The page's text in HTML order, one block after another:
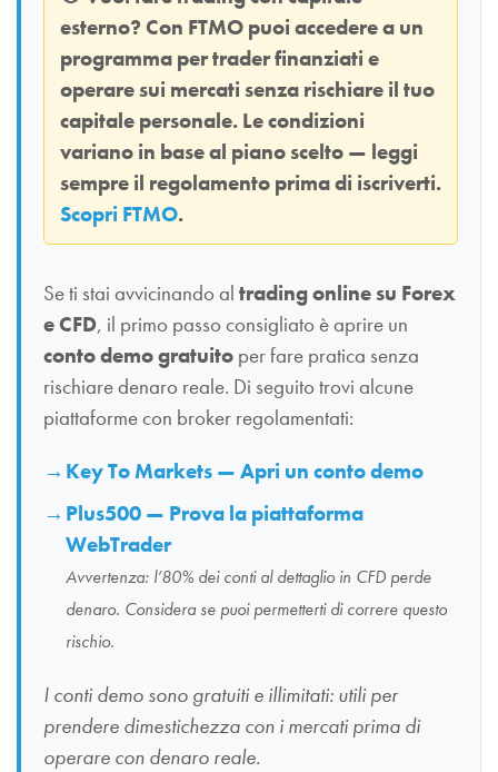
esterno? Con FTMO puoi accedere a un
programma per trader finanziati e
operare sui mercati senza rischiare il tuo
capitale personale. Le condizioni
variano in base al piano scelto — leggi
sempre il regolamento prima di iscriverti.
Scopri FTMO.
Se ti stai avvicinando al trading online su Forex
e CFD, il primo passo consigliato è aprire un
conto demo gratuito per fare pratica senza
rischiare denaro reale. Di seguito trovi alcune
piattaforme con broker regolamentati:
Key To Markets — Apri un conto demo
Plus500 — Prova la piattaforma
WebTrader
Avvertenza: l’80% dei conti al dettaglio in CFD perde
denaro. Considera se puoi permetterti di correre questo
rischio.
I conti demo sono gratuiti e illimitati: utili per
prendere dimestichezza con i mercati prima di
operare con denaro reale.